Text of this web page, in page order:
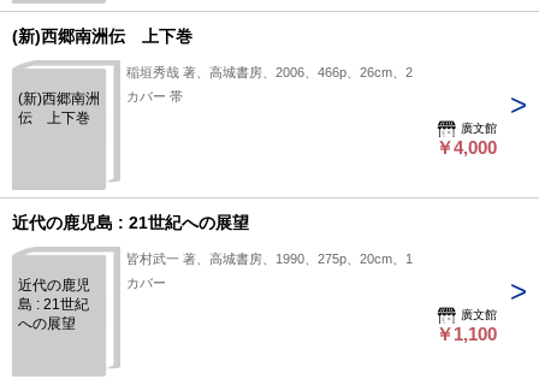
(新)西郷南洲伝 上下巻
(新)西郷南洲
伝 上下巻
稲垣秀哉 著、高城書房、2006、466p、26cm、2
カバー 帯
廣文館
￥4,000
近代の鹿児島 : 21世紀への展望
近代の鹿児
島 : 21世紀
への展望
皆村武一 著、高城書房、1990、275p、20cm、1
カバー
廣文館
￥1,100